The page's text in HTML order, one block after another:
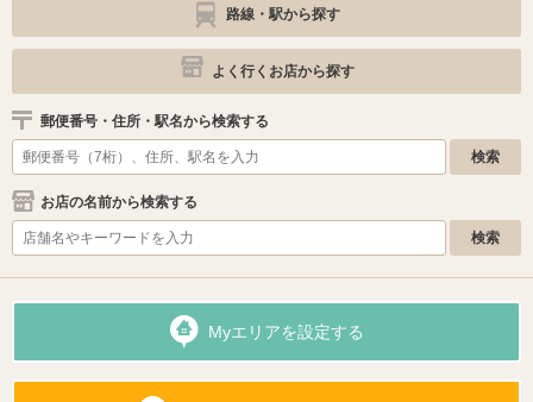
路線・駅から探す
よく行くお店から探す
郵便番号・住所・駅名から検索する
お店の名前から検索する
Myエリアを設定する